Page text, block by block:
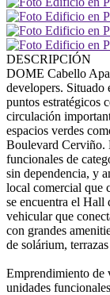
DESCRIPCIÓN
DOME Cabello
developers. Situado
puntos estratégicos
circulación
espacios verdes
Boulevard Cerviño.
funcionales de
sin dependencia, y
local comercial que
se encuentra el Hall
vehicular que
con grandes
de solárium,
Emprendimiento de
unidades